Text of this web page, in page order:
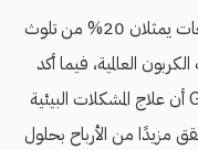
أن معالجة وإنتاج المنسوجات يمثلان 20% من تلوث
10% من انبعاثات الكربون العالمية، فيما أكد
تقرير صادر عن Global Fashion Agenda أن علاج المشكلات البيئية
مزيدًا من الأرباح بحلول